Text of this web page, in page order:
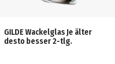
GILDE Wackelglas Je älter
desto besser 2-tlg.